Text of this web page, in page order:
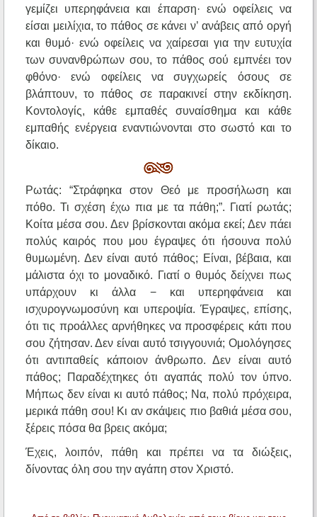
γεμίζει υπερηφάνεια και έπαρση· ενώ οφείλεις να
είσαι μειλίχια, το πάθος σε κάνει ν’ ανάβεις από οργή
και θυμό· ενώ οφείλεις να χαίρεσαι για την ευτυχία
των συνανθρώπων σου, το πάθος σού εμπνέει τον
φθόνο· ενώ οφείλεις να συγχωρείς όσους σε
βλάπτουν, το πάθος σε παρακινεί στην εκδίκηση.
Κοντολογίς, κάθε εμπαθές συναίσθημα και κάθε
εμπαθής ενέργεια εναντιώνονται στο σωστό και το
δίκαιο.
Ρωτάς: “Στράφηκα στον Θεό με προσήλωση και
πόθο. Τι σχέση έχω πια με τα πάθη;”. Γιατί ρωτάς;
Κοίτα μέσα σου. Δεν βρίσκονται ακόμα εκεί; Δεν πάει
πολύς καιρός που μου έγραψες ότι ήσουνα πολύ
θυμωμένη. Δεν είναι αυτό πάθος; Είναι, βέβαια, και
μάλιστα όχι το μοναδικό. Γιατί ο θυμός δείχνει πως
υπάρχουν κι άλλα − και υπερηφάνεια και
ισχυρογνωμοσύνη και υπεροψία. Έγραψες, επίσης,
ότι τις προάλλες αρνήθηκες να προσφέρεις κάτι που
σου ζήτησαν. Δεν είναι αυτό τσιγγουνιά; Ομολόγησες
ότι αντιπαθείς κάποιον άνθρωπο. Δεν είναι αυτό
πάθος; Παραδέχτηκες ότι αγαπάς πολύ τον ύπνο.
Μήπως δεν είναι κι αυτό πάθος; Να, πολύ πρόχειρα,
μερικά πάθη σου! Κι αν σκάψεις πιο βαθιά μέσα σου,
ξέρεις πόσα θα βρεις ακόμα;
Έχεις, λοιπόν, πάθη και πρέπει να τα διώξεις,
δίνοντας όλη σου την αγάπη στον Χριστό.